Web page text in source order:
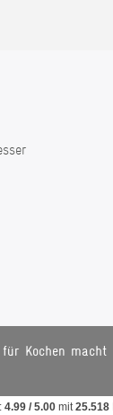
Kochen macht
4.99 / 5.00 mit25.518